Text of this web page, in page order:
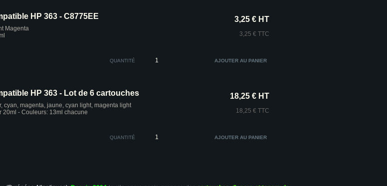
HP 363 - C8775EE
Magenta
3,25 € HT
3,25 € TTC
QUANTITÉ
HP 363 - Lot de 6 cartouches
cyan, magenta, jaune, cyan light, magenta light
20ml - Couleurs: 13ml chacune
18,25 € HT
18,25 € TTC
QUANTITÉ